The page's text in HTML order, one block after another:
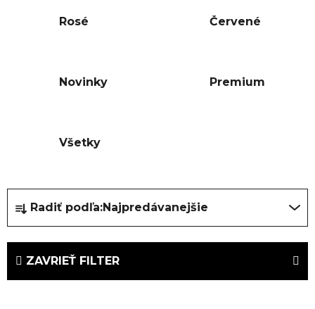
Rosé Červené
Novinky Premium
Všetky
a
d
e
n
Radiť podľa:Najpredávanejšie
ZAVRIEŤ FILTER